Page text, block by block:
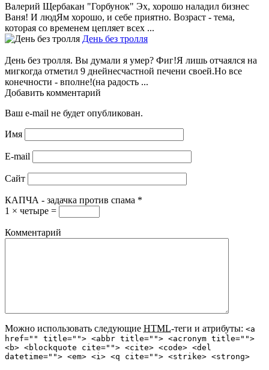
Валерий Щербакан "Горбунок" Эх, хорошо наладил бизнес
Ваня! И людЯм хорошо, и себе приятно. Возраст - тема,
которая со временем цепляет всех ...
День без тролля
День без тролля. Вы думали я умер? Фиг!Я лишь отчаялся на
мигкогда отметил 9 днейнесчастной печени своей.Но все
конечности - вполне!(на радость ...
Добавить комментарий
Ваш e-mail не будет опубликован.
Имя
E-mail
Сайт
КАПЧА - задачка против спама *
1 × четыре =
Комментарий
Можно использовать следующие HTML-теги и атрибуты: <a
href="" title=""> <abbr title=""> <acronym title="">
<b> <blockquote cite=""> <cite> <code> <del
datetime=""> <em> <i> <q cite=""> <strike> <strong>